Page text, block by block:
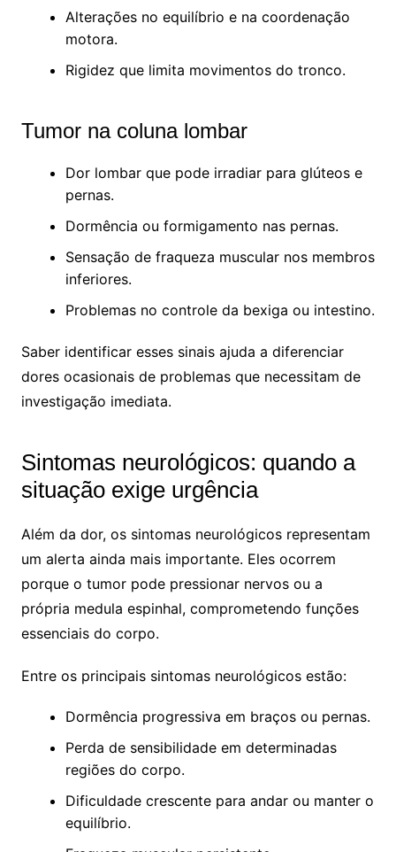
Alterações no equilíbrio e na coordenação
motora.
Rigidez que limita movimentos do tronco.
Tumor na coluna lombar
Dor lombar que pode irradiar para glúteos e
pernas.
Dormência ou formigamento nas pernas.
Sensação de fraqueza muscular nos membros
inferiores.
Problemas no controle da bexiga ou intestino.
Saber identificar esses sinais ajuda a diferenciar
dores ocasionais de problemas que necessitam de
investigação imediata.
Sintomas neurológicos: quando a
situação exige urgência
Além da dor, os sintomas neurológicos representam
um alerta ainda mais importante. Eles ocorrem
porque o tumor pode pressionar nervos ou a
própria medula espinhal, comprometendo funções
essenciais do corpo.
Entre os principais sintomas neurológicos estão:
Dormência progressiva em braços ou pernas.
Perda de sensibilidade em determinadas
regiões do corpo.
Dificuldade crescente para andar ou manter o
equilíbrio.